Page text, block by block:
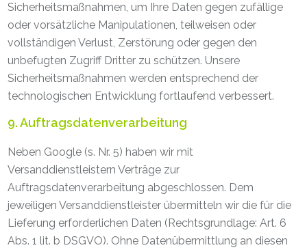
Sicherheitsmaßnahmen, um Ihre Daten gegen zufällige
oder vorsätzliche Manipulationen, teilweisen oder
vollständigen Verlust, Zerstörung oder gegen den
unbefugten Zugriff Dritter zu schützen. Unsere
Sicherheitsmaßnahmen werden entsprechend der
technologischen Entwicklung fortlaufend verbessert.
9. Auftragsdatenverarbeitung
Neben Google (s. Nr. 5) haben wir mit
Versanddienstleistern Verträge zur
Auftragsdatenverarbeitung abgeschlossen. Dem
jeweiligen Versanddienstleister übermitteln wir die für die
Lieferung erforderlichen Daten (Rechtsgrundlage: Art. 6
Abs. 1 lit. b DSGVO). Ohne Datenübermittlung an diesen